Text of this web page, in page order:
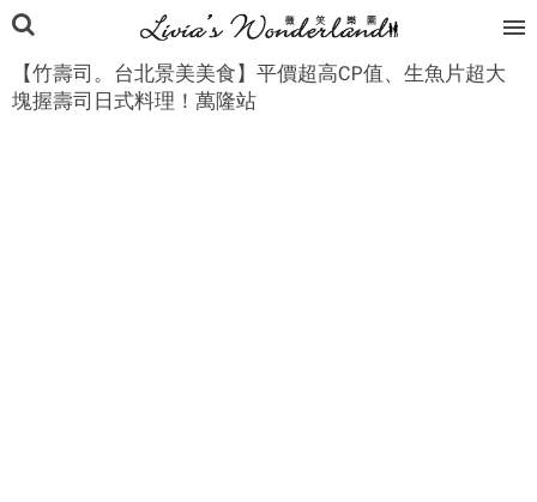
【竹壽司。台北景美美食】平價超高CP值、生魚片超大
塊握壽司日式料理！萬隆站